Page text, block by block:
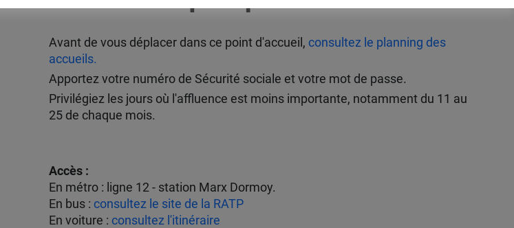
Avant de vous déplacer dans ce point d'accueil, consultez le planning des
accueils.
Apportez votre numéro de Sécurité sociale et votre mot de passe.
Privilégiez les jours où l'affluence est moins importante, notamment du 11 au
25 de chaque mois.
Accès :
En métro : ligne 12 - station Marx Dormoy.
En bus : consultez le site de la RATP
En voiture : consultez l'itinéraire